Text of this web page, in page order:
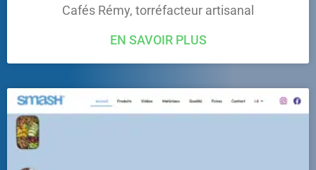
Cafés Rémy, torréfacteur artisanal
EN SAVOIR PLUS